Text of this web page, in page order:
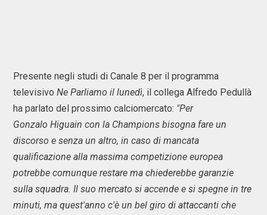
Presente negli studi di Canale 8 per il programma
televisivo Ne Parliamo il lunedì, il collega Alfredo Pedullà
ha parlato del prossimo calciomercato: "Per
Gonzalo Higuain con la Champions bisogna fare un
discorso e senza un altro, in caso di mancata
qualificazione alla massima competizione europea
potrebbe comunque restare ma chiederebbe garanzie
sulla squadra. Il suo mercato si accende e si spegne in tre
minuti, ma quest'anno c'è un bel giro di attaccanti che